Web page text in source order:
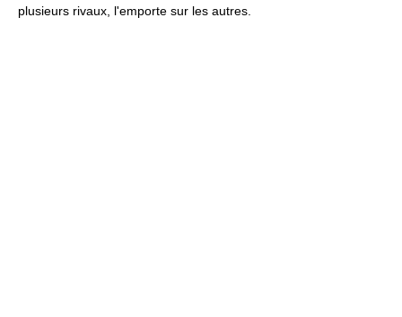
plusieurs rivaux, l'emporte sur les autres.